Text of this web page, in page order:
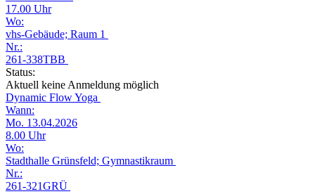
17.00 Uhr
Wo:
vhs-Gebäude; Raum 1
Nr.:
261-338TBB
Status:
Aktuell keine Anmeldung möglich
Dynamic Flow Yoga
Wann:
Mo. 13.04.2026
8.00 Uhr
Wo:
Stadthalle Grünsfeld; Gymnastikraum
Nr.:
261-321GRÜ